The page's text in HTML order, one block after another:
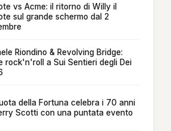
vs Acme: il ritorno di Willy il
sul grande schermo dal 2
Riondino & Revolving Bridge:
rock'n'roll a Sui Sentieri degli Dei
della Fortuna celebra i 70 anni
Scotti con una puntata evento